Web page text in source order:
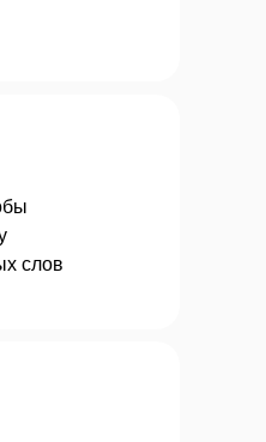
слов